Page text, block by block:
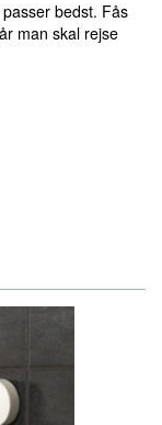
bedst. Fås
man skal rejse